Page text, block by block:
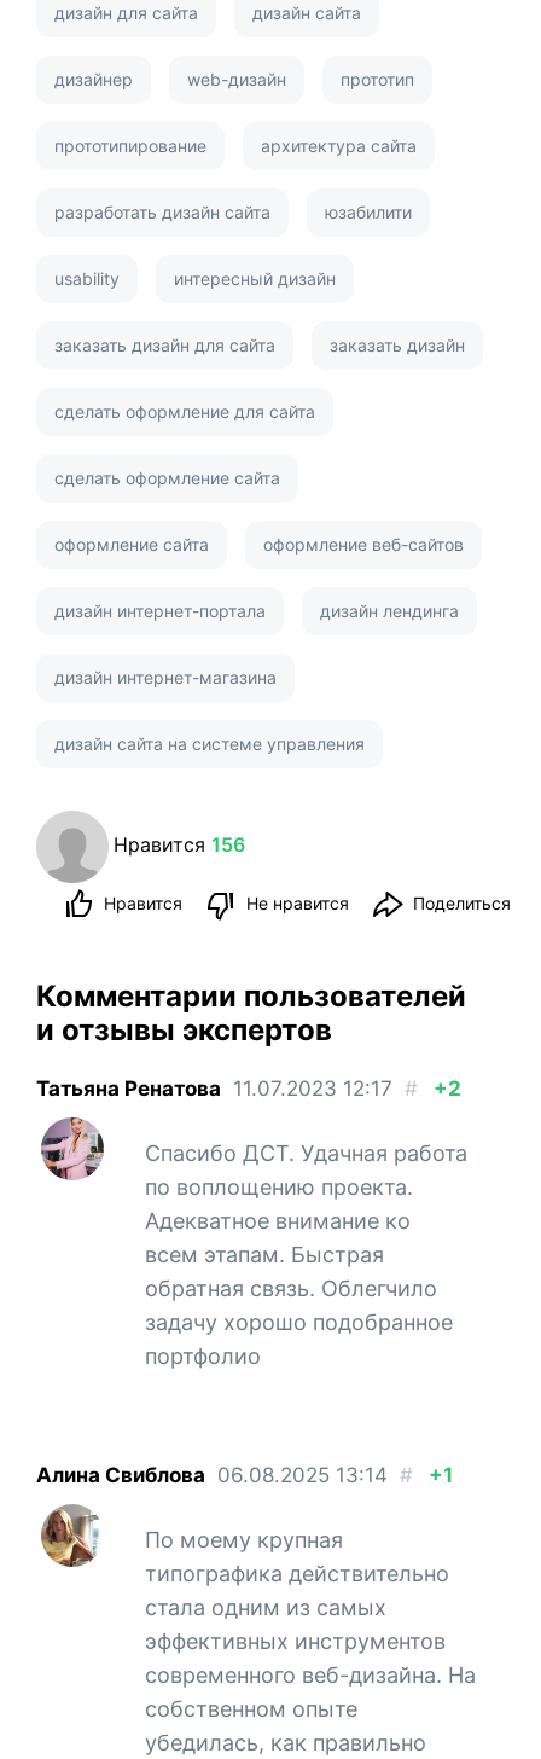
дизайн для сайта дизайн сайта
дизайнер web-дизайн прототип
прототипирование архитектура сайта
разработать дизайн сайта юзабилити
usability интересный дизайн
заказать дизайн для сайта заказать дизайн
сделать оформление для сайта
сделать оформление сайта
оформление сайта оформление веб-сайтов
дизайн интернет-портала дизайн лендинга
дизайн интернет-магазина
дизайн сайта на системе управления
Нравится 156
Нравится Не нравится Поделиться
Комментарии пользователей
и отзывы экспертов
Татьяна Ренатова 11.07.2023 12:17 # +2
Спасибо ДСТ. Удачная работа
по воплощению проекта.
Адекватное внимание ко
всем этапам. Быстрая
обратная связь. Облегчило
задачу хорошо подобранное
портфолио
Алина Свиблова 06.08.2025 13:14 # +1
По моему крупная
типографика действительно
стала одним из самых
эффективных инструментов
современного веб-дизайна. На
собственном опыте
убедилась, как правильно